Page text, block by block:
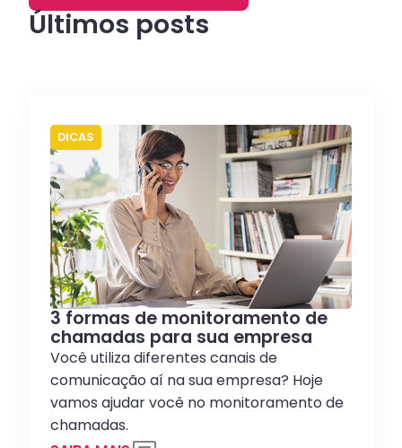
Últimos posts
DICAS
3 formas de monitoramento de
chamadas para sua empresa
Você utiliza diferentes canais de
comunicação aí na sua empresa? Hoje
vamos ajudar você no monitoramento de
chamadas.